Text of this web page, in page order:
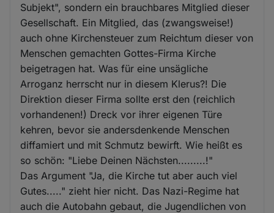
Subjekt", sondern ein brauchbares Mitglied dieser
Gesellschaft. Ein Mitglied, das (zwangsweise!)
auch ohne Kirchensteuer zum Reichtum dieser von
Menschen gemachten Gottes-Firma Kirche
beigetragen hat. Was für eine unsägliche
Arroganz herrscht nur in diesem Klerus?! Die
Direktion dieser Firma sollte erst den (reichlich
vorhandenen!) Dreck vor ihrer eigenen Türe
kehren, bevor sie andersdenkende Menschen
diffamiert und mit Schmutz bewirft. Wie heißt es
so schön: "Liebe Deinen Nächsten.........!"
Das Argument "Ja, die Kirche tut aber auch viel
Gutes....." zieht hier nicht. Das Nazi-Regime hat
auch die Autobahn gebaut, die Jugendlichen von